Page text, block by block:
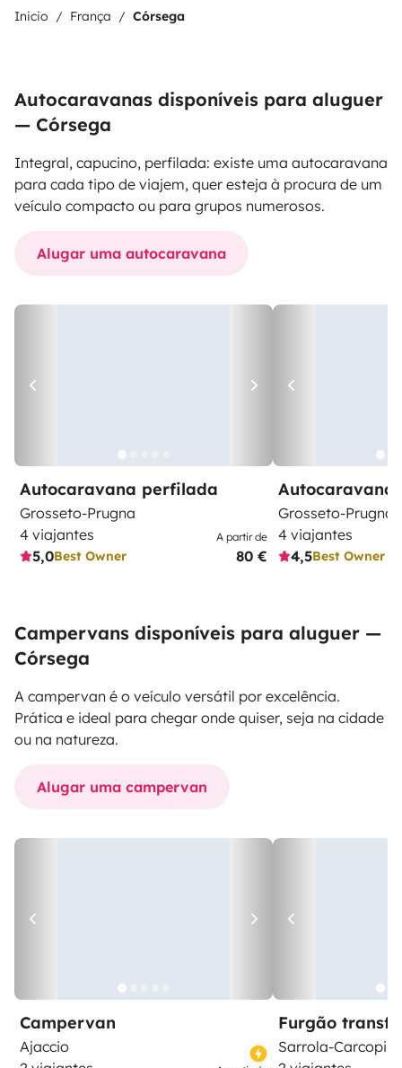
Inicio França Córsega
Autocaravanas disponíveis para aluguer
— Córsega
Integral, capucino, perfilada: existe uma autocaravana
para cada tipo de viajem, quer esteja à procura de um
veículo compacto ou para grupos numerosos.
Alugar uma autocaravana
Autocaravana perfilada
Grosseto-Prugna
4 viajantes
5,0Best Owner
A partir de
80 €
Grosseto-Prugna
4 viajantes
4,5Best Owner
Campervans disponíveis para aluguer —
Córsega
A campervan é o veículo versátil por excelência.
Prática e ideal para chegar onde quiser, seja na cidade
ou na natureza.
Alugar uma campervan
Campervan
Ajaccio
Furgão
Sarrola-